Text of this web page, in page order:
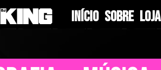
Ir
para
INÍCIO SOBRE LOJA